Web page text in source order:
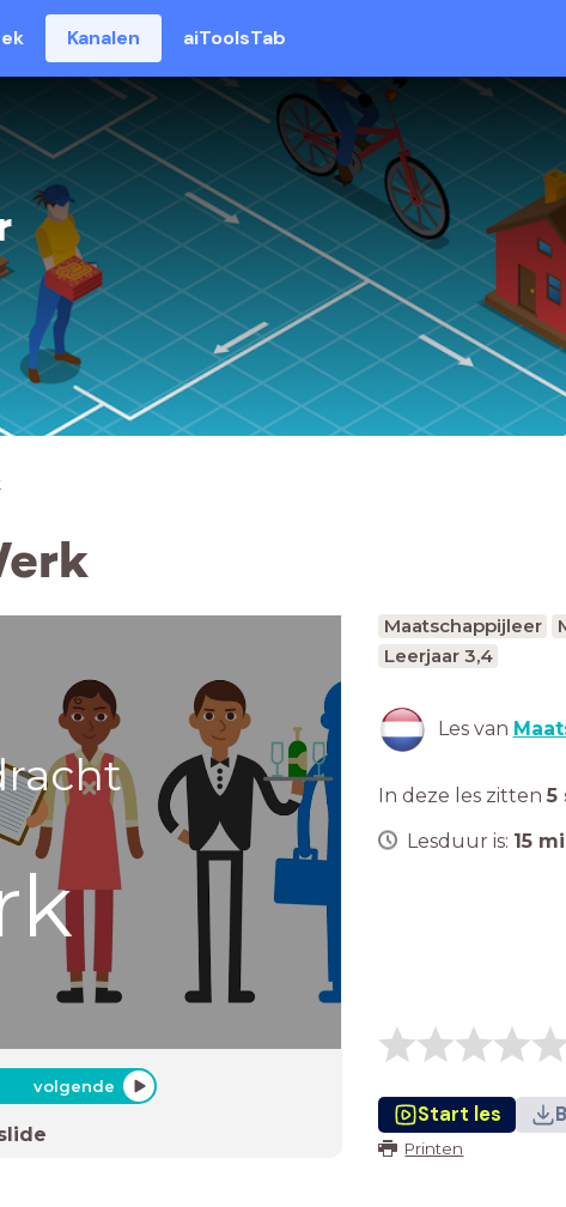
Kanalen aiToolsTab
volgende
Maatschappijleer
Leerjaar 3,4
Les van
In deze les zitten 5
Lesduur is: 15
Start les
Printen